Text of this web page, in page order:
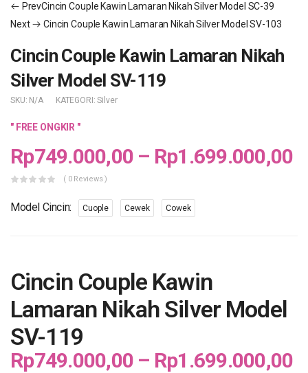
PrevCincin Couple Kawin Lamaran Nikah Silver Model SC-39
Next
Cincin Couple Kawin Lamaran Nikah Silver Model SV-103
Cincin Couple Kawin Lamaran Nikah
Silver Model SV-119
SKU: N/A KATEGORI:Silver
" FREE ONGKIR "
Rp749.000,00 – Rp1.699.000,00
( 0 Reviews )
Model Cincin Cuople Cewek Cowek
Cincin Couple Kawin
Lamaran Nikah Silver Model
SV-119
Rp749.000,00 – Rp1.699.000,00